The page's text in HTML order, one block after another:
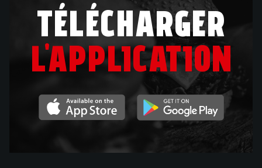
TÉLÉCHARGER
L'APPLICATION